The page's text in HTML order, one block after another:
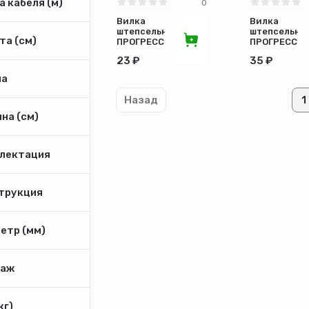
кабеля (м)
(см)
(см)
(мм)
0
Вилка
штепсельная
ПРОГРЕСС
з MINI
23 ₽
Вилка
штепсельная
ПРОГРЕСС
з белая
35 ₽
Назад 1